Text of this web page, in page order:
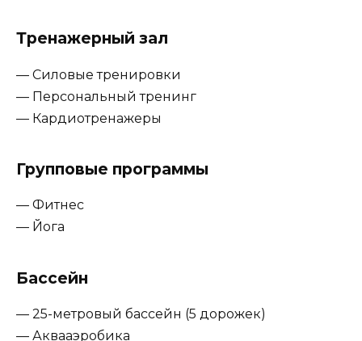
Тренажерный зал
— Силовые тренировки
— Персональный тренинг
— Кардиотренажеры
Групповые программы
— Фитнес
— Йога
Бассейн
— 25-метровый бассейн (5 дорожек)
— Аквааэробика